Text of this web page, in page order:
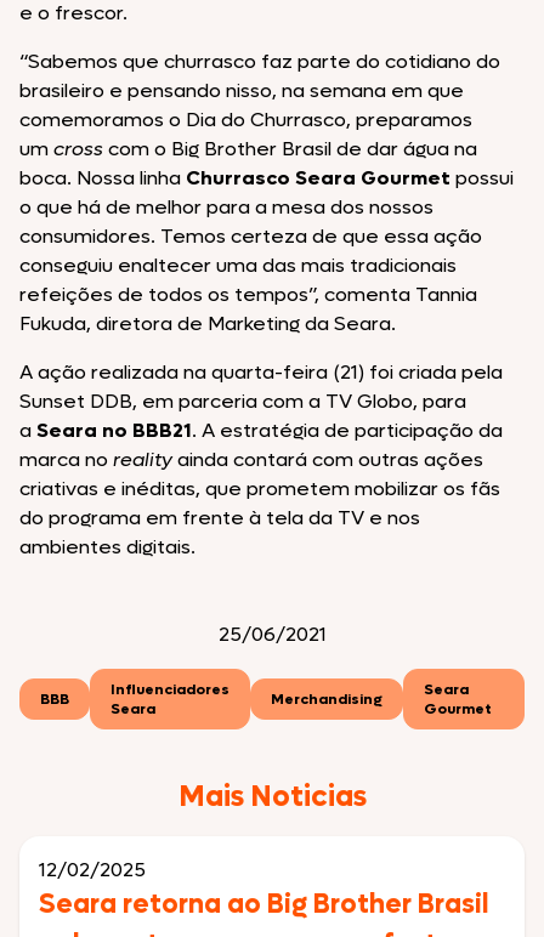
e o frescor.
“Sabemos que churrasco faz parte do cotidiano do
brasileiro e pensando nisso, na semana em que
comemoramos o Dia do Churrasco, preparamos
umcrosscom o Big Brother Brasil de dar água na
boca. Nossa linha Churrasco Seara Gourmet possui
o que há de melhor para a mesa dos nossos
consumidores. Temos certeza de que essa ação
conseguiu enaltecer uma das mais tradicionais
refeições de todos os tempos”, comenta Tannia
Fukuda, diretora de Marketing da Seara.
A ação realizada na quarta-feira (21) foi criada pela
Sunset DDB, em parceria com a TV Globo, para
aSeara no BBB21. A estratégia de participação da
marca no realityainda contará com outras ações
criativas e inéditas, que prometem mobilizar os fãs
do programa em frente à tela da TV e nos
ambientes digitais.
25/06/2021
BBB
Influenciadores
Seara
Merchandising
Seara
Gourmet
Mais Noticias
12/02/2025
Seara retorna ao Big Brother Brasil